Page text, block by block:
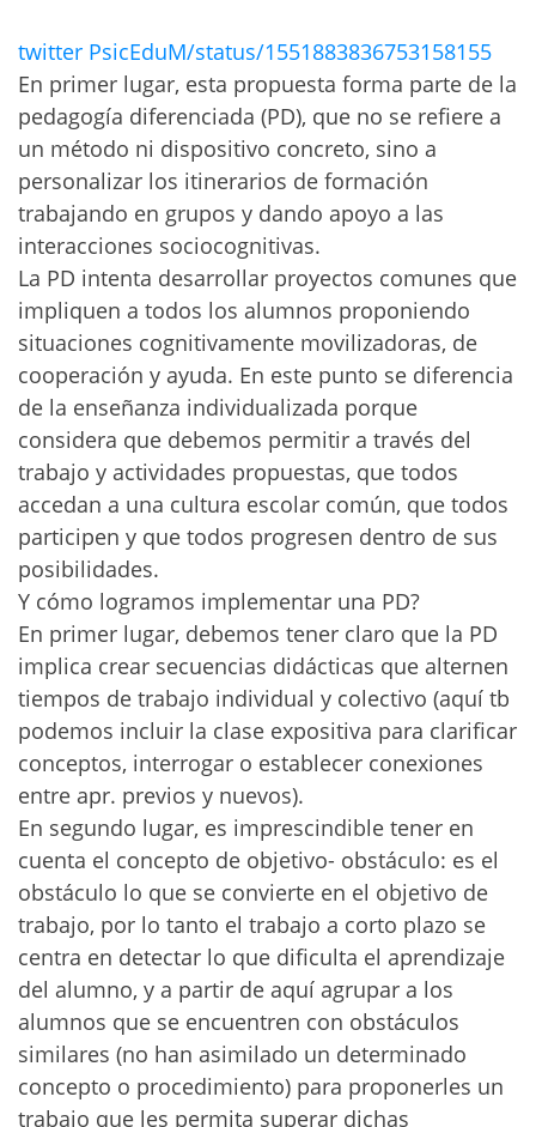
twitter PsicEduM/status/1551883836753158155
En primer lugar, esta propuesta forma parte de la
pedagogía diferenciada (PD), que no se refiere a
un método ni dispositivo concreto, sino a
personalizar los itinerarios de formación
trabajando en grupos y dando apoyo a las
interacciones sociocognitivas.
La PD intenta desarrollar proyectos comunes que
impliquen a todos los alumnos proponiendo
situaciones cognitivamente movilizadoras, de
cooperación y ayuda. En este punto se diferencia
de la enseñanza individualizada porque
considera que debemos permitir a través del
trabajo y actividades propuestas, que todos
accedan a una cultura escolar común, que todos
participen y que todos progresen dentro de sus
posibilidades.
Y cómo logramos implementar una PD?
En primer lugar, debemos tener claro que la PD
implica crear secuencias didácticas que alternen
tiempos de trabajo individual y colectivo (aquí tb
podemos incluir la clase expositiva para clarificar
conceptos, interrogar o establecer conexiones
entre apr. previos y nuevos).
En segundo lugar, es imprescindible tener en
cuenta el concepto de objetivo- obstáculo: es el
obstáculo lo que se convierte en el objetivo de
trabajo, por lo tanto el trabajo a corto plazo se
centra en detectar lo que dificulta el aprendizaje
del alumno, y a partir de aquí agrupar a los
alumnos que se encuentren con obstáculos
similares (no han asimilado un determinado
concepto o procedimiento) para proponerles un
trabajo que les permita superar dichas